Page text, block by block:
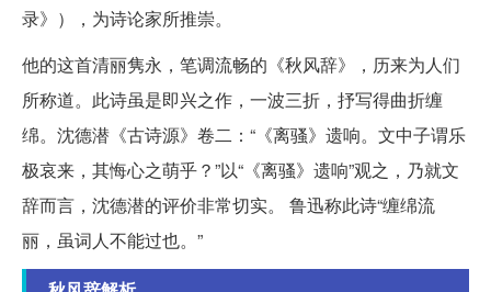
录》），为诗论家所推崇。
他的这首清丽隽永，笔调流畅的《秋风辞》，历来为人们
所称道。此诗虽是即兴之作，一波三折，抒写得曲折缠
绵。沈德潜《古诗源》卷二：“《离骚》遗响。文中子谓乐
极哀来，其悔心之萌乎？”以“《离骚》遗响”观之，乃就文
辞而言，沈德潜的评价非常切实。 鲁迅称此诗“缠绵流
丽，虽词人不能过也。”